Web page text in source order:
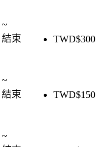
~
結束
TWD$300
~
結束
TWD$150
~